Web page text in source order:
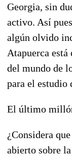
Georgia, sin
activo. Así
algún olvido
Atapuerca
del mundo de
para el estudio
El último
¿Considera
abierto sobre